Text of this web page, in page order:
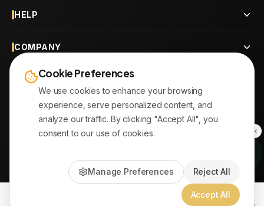
HELP
COMPANY
CONTACT
OUR BRANCHES
© 2026AYATonline.com
PayPal • Stripe| DHL Express • Aramex
Cookie Preferences
We use cookies to enhance your browsing
experience, serve personalized content, and
analyze our traffic. By clicking "Accept All", you
consent to our use of cookies.
Manage Preferences Reject All
Accept All